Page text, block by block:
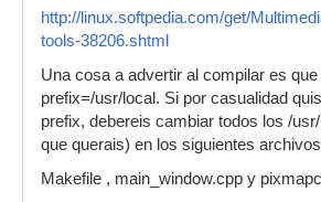
http://linux.softpedia.com/get/
tools-38206.shtml
Una cosa a advertir al compilar es que
prefix=/usr/local. Si por casualidad
prefix, debereis cambiar todos los /
que querais) en los siguientes
Makefile , main_window.cpp y